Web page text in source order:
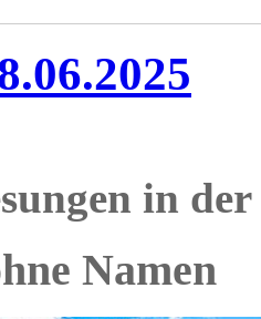
in
Namen